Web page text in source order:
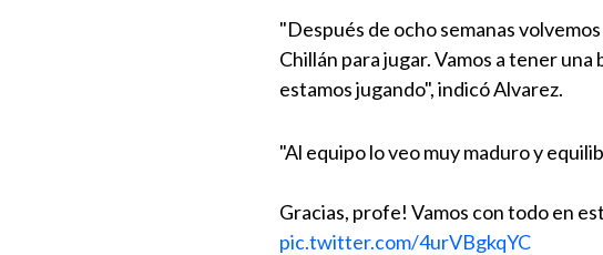
"Después de ocho semanas
Chillán para jugar. Vamos a tener
estamos jugando", indicó Alvarez.
"Al equipo lo veo muy maduro y
Gracias, profe! Vamos con todo en
pic.twitter.com/4urVBgkqYC